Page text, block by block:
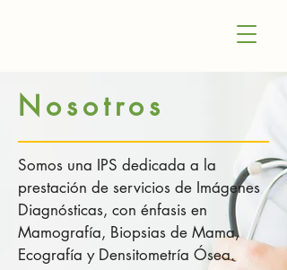
Nosotros
Somos una IPS dedicada a la
prestación de servicios de Imágenes
Diagnósticas, con énfasis en
Mamografía, Biopsias de Mama,
Ecografía y Densitometría Ósea.